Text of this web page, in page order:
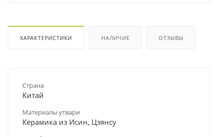
ХАРАКТЕРИСТИКИ НАЛИЧИЕ ОТЗЫВЫ
Страна
Китай
Материалы утвари
Керамика из Исин, Цзянсу